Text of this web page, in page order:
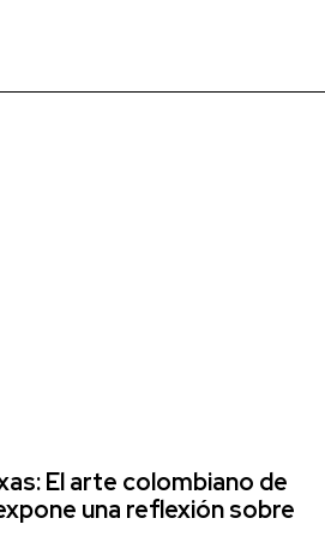
El arte colombiano de
una reflexión sobre